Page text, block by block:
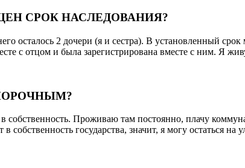
СРОК НАСЛЕДОВАНИЯ?
осталось 2 дочери (я и сестра). В установленный
с отцом и была зарегистрирована вместе с ним. Я
собственность. Проживаю там постоянно, плачу
собственность государства, значит, я могу остаться